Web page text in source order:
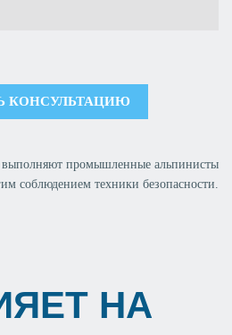
КОНСУЛЬТАЦИЮ
выполняют промышленные альпинисты
соблюдением техники безопасности.
НА